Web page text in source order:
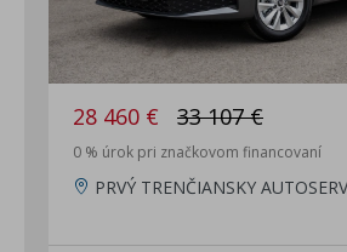
28 460 € 33 107 €
0 % úrok pri značkovom financovaní
PRVÝ TRENČIANSKY